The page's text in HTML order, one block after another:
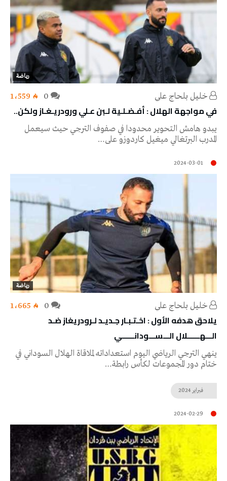
رياضة
خليل‭ ‬بلحاج‭ ‬علي 1٬559
في مواجهة الهلال : أفـضـلـية لـبن عـلي ورودريـغـاز ولكن..
يبدو هامش التحوير محدودا في صفوف الترجي حيث سيعمل
المدرب البرتغالي ميغيل كاردوزو على…
2024-03-01
رياضة
خليل‭ ‬بلحاج‭ ‬علي 1٬665
يلاحق هدفه الأول : اخـتـبـار جـديـد لـرودريغاز ضـد
الـــهــــــلال الـــســـودانــــــي
ينهي الترجي الرياضي اليوم استعداداته لملاقاة الهلال السوداني في
ختام دور المجموعات لكأس رابطة…
فبراير 2024
2024-02-29